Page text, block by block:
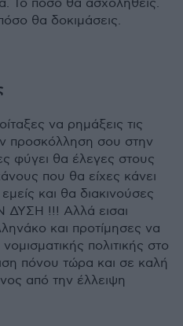
Το πόσο θα ασχοληθείς.
θα δοκιμάσεις.
να ρημάξεις τις
προσκόλληση σου στην
φύγει θα έλεγες στους
που θα είχες κάνει
και θα διακινούσες
ΔΥΣΗ !!! Αλλά εισαι
και προτίμησες να
πολιτικής στο
πόνου τώρα και σε καλή
από την έλλειψη